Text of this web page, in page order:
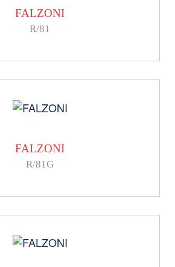
FALZONI
R/81
FALZONI
R/81G